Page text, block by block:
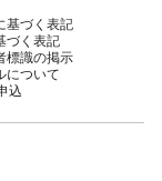
基づく表記
づく表記
標識の掲示
について
込